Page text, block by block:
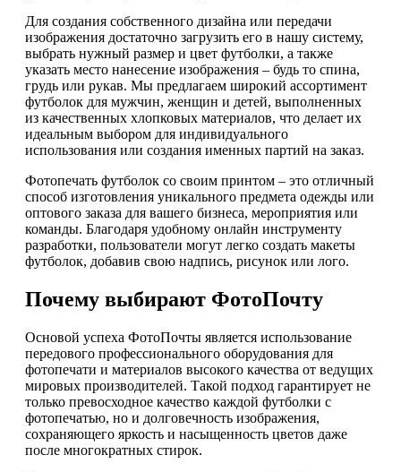
Для создания собственного дизайна или передачи
изображения достаточно загрузить его в нашу систему,
выбрать нужный размер и цвет футболки, а также
указать место нанесение изображения – будь то спина,
грудь или рукав. Мы предлагаем широкий ассортимент
футболок для мужчин, женщин и детей, выполненных
из качественных хлопковых материалов, что делает их
идеальным выбором для индивидуального
использования или создания именных партий на заказ.
Фотопечать футболок со своим принтом – это отличный
способ изготовления уникального предмета одежды или
оптового заказа для вашего бизнеса, мероприятия или
команды. Благодаря удобному онлайн инструменту
разработки, пользователи могут легко создать макеты
футболок, добавив свою надпись, рисунок или лого.
Почему выбирают ФотоПочту
Основой успеха ФотоПочты является использование
передового профессионального оборудования для
фотопечати и материалов высокого качества от ведущих
мировых производителей. Такой подход гарантирует не
только превосходное качество каждой футболки с
фотопечатью, но и долговечность изображения,
сохраняющего яркость и насыщенность цветов даже
после многократных стирок.